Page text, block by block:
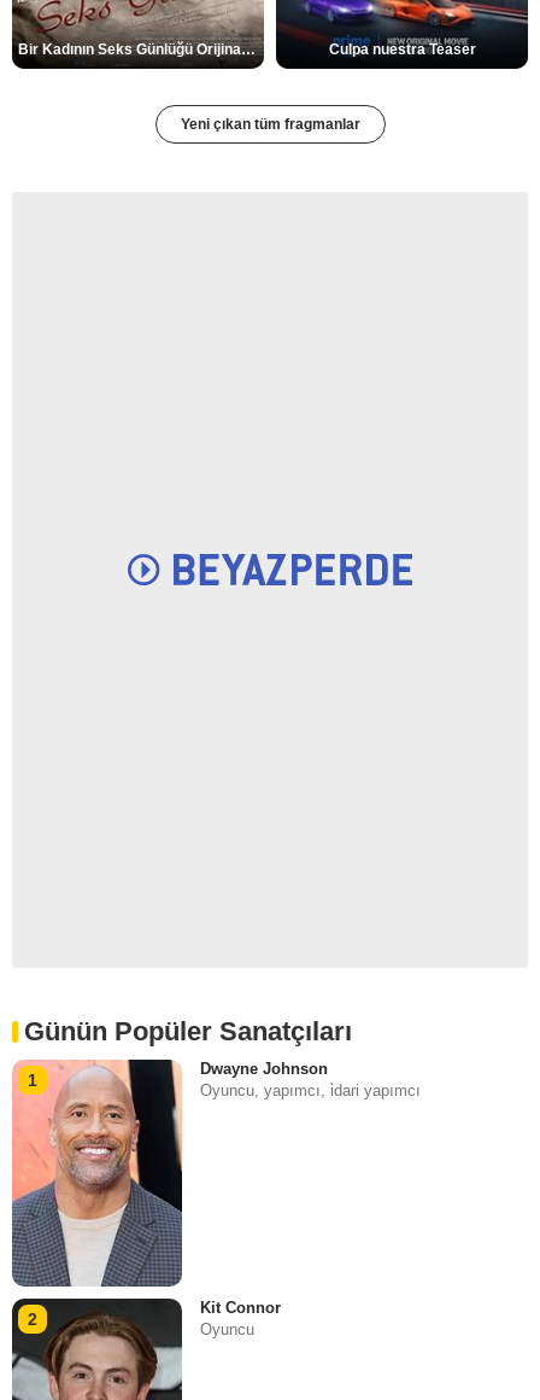
Bir Kadının Seks Günlüğü Orijinal Fragman Culpa nuestra Teaser
Yeni çıkan tüm fragmanlar
Günün Popüler Sanatçıları
1
Dwayne Johnson
Oyuncu, yapımcı, i̇dari yapımcı
2
Kit Connor
Oyuncu